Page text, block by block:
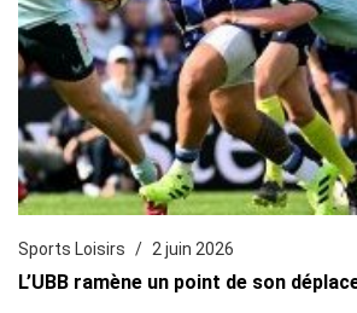
Sports Loisirs 2 juin 2026
L’UBB ramène un point de son